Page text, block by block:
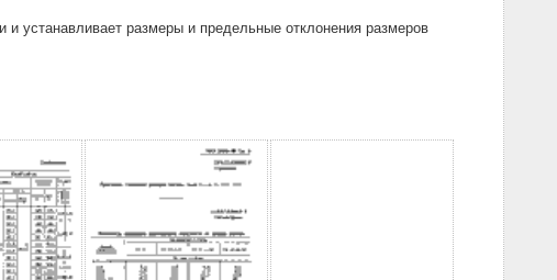
устанавливает размеры и предельные отклонения размеров